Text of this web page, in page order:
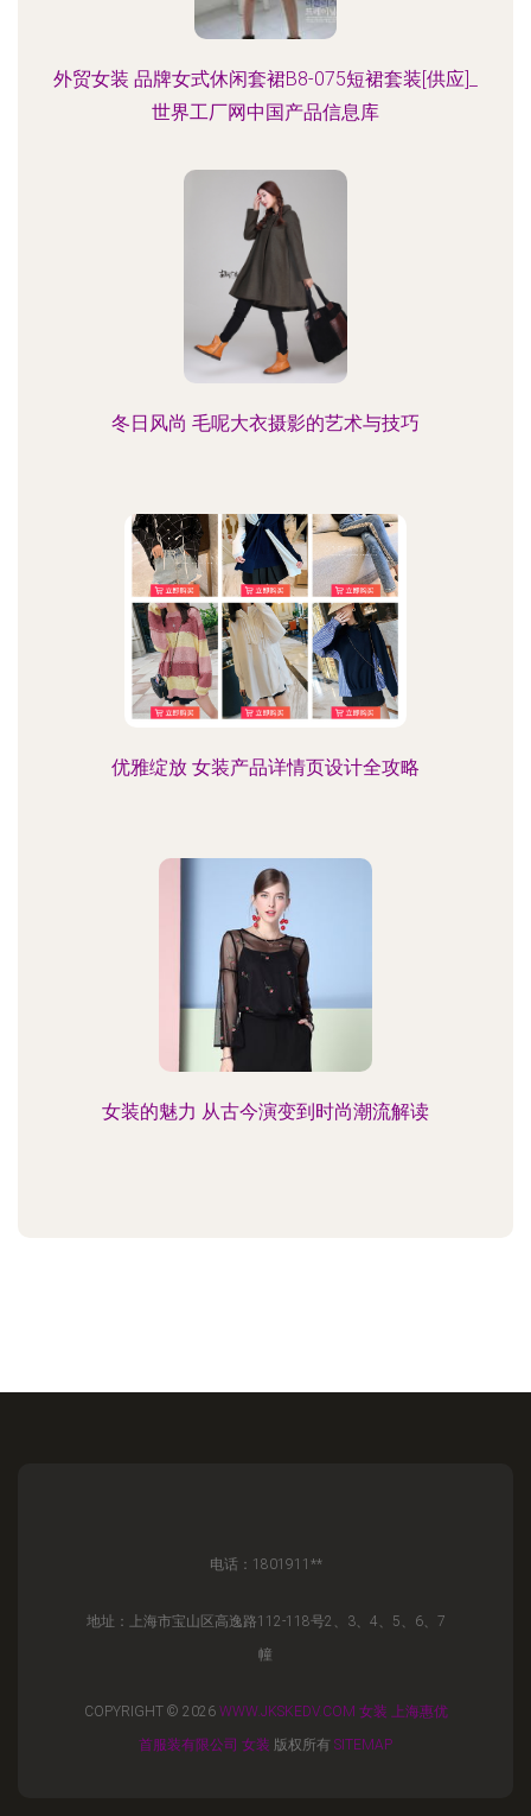
外贸女装 品牌女式休闲套裙B8-075短裙套装[供应]_
世界工厂网中国产品信息库
冬日风尚 毛呢大衣摄影的艺术与技巧
优雅绽放 女装产品详情页设计全攻略
女装的魅力 从古今演变到时尚潮流解读
电话：1801911**
地址：上海市宝山区高逸路112-118号2、3、4、5、6、7
幢
COPYRIGHT © 2026 WWW.JKSKEDV.COM 女装
上海惠优
首服装有限公司 女装 版权所有 SITEMAP